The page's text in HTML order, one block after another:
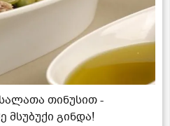
თინუსით -
გინდა!